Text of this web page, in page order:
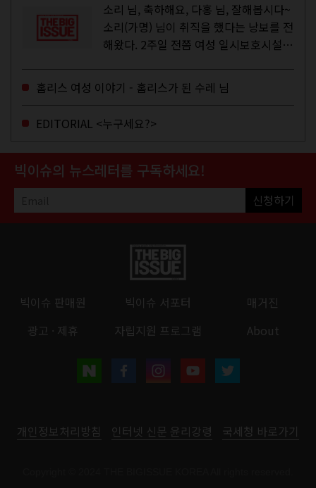
소리 님, 축하해요, 다홍 님, 잘해봅시다~
소리(가명) 님이 취직을 했다는 낭보를 전
해왔다. 2주일 전쯤 여성 일시보호시설에
고, 저 오늘이 마지막이에요, 이렇게 인사
를 하고 가셨던...
홈리스 여성 이야기 - 홈리스가 된 수레 님
EDITORIAL <누구세요?>
빅이슈의 뉴스레터를 구독하세요!
신청하기
빅이슈 판매원 빅이슈 서포터
매거진
광고 · 제휴
자립지원 프로그램 About
개인정보처리방침 인터넷 신문 윤리강령 국세청 바로가기